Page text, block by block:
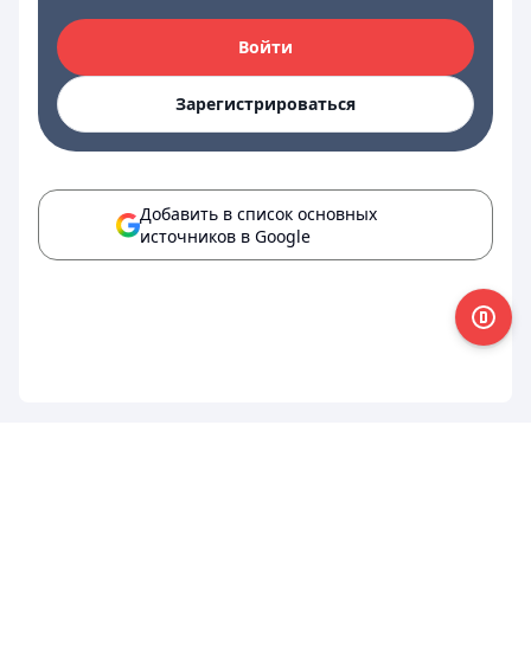
Войти
Зарегистрироваться
Добавить в список основных
источников в Google